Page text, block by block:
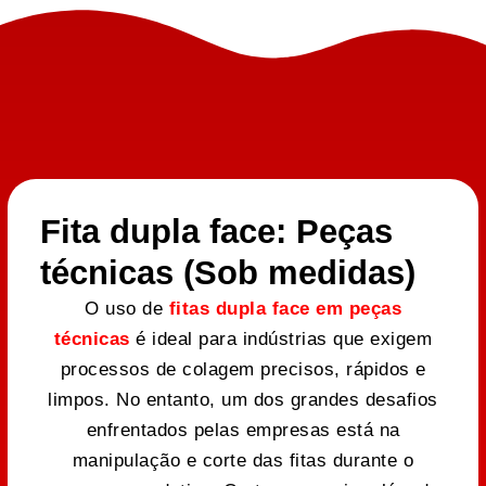
Fita dupla face: Peças
técnicas (Sob medidas)
O uso de fitas dupla face em peças
técnicas é ideal para indústrias que exigem
processos de colagem precisos, rápidos e
limpos. No entanto, um dos grandes desafios
enfrentados pelas empresas está na
manipulação e corte das fitas durante o